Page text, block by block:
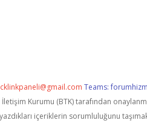
Teams:
İletişim Kurumu (BTK) tarafından
içeriklerin sorumluluğunu